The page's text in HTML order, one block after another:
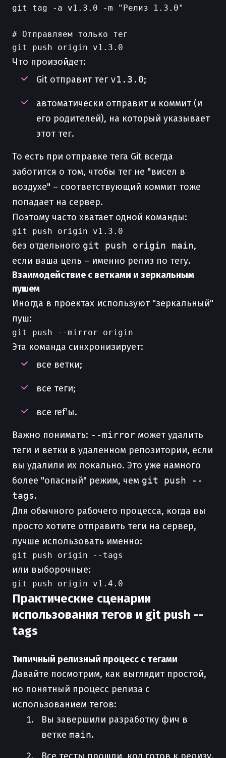
git tag -a v1.3.0 -m "Релиз 1.3.0"
# Отправляем только тег
Что произойдет:
Git отправит тег v1.3.0;
автоматически отправит и коммит (и
его родителей), на который указывает
этот тег.
То есть при отправке тега Git всегда
заботится о том, чтобы тег не "висел в
воздухе" – соответствующий коммит тоже
попадает на сервер.
Поэтому часто хватает одной команды:
без отдельного git push origin main,
если ваша цель – именно релиз по тегу.
Взаимодействие с ветками и зеркальным
пушем
Иногда в проектах используют "зеркальный"
пуш:
Эта команда синхронизирует:
все ветки;
все теги;
все ref’ы.
Важно понимать: --mirror может удалить
теги и ветки в удаленном репозитории, если
вы удалили их локально. Это уже намного
более "опасный" режим, чем git push --
tags.
Для обычного рабочего процесса, когда вы
просто хотите отправить теги на сервер,
лучше использовать именно:
или выборочные:
Практические сценарии
использования тегов и git push --
tags
Типичный релизный процесс с тегами
Давайте посмотрим, как выглядит простой,
но понятный процесс релиза с
использованием тегов:
Вы завершили разработку фич в
ветке main.